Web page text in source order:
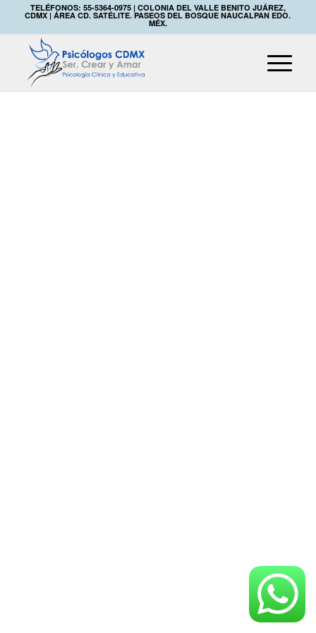
TELÉFONOS: 55-5364-0975 | COLONIA DEL VALLE BENITO JUÁREZ,
CDMX | ÁREA CD. SATÉLITE. PASEOS DEL BOSQUE NAUCALPAN EDO.
MÉX.